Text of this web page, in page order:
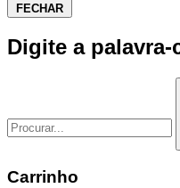
FECHAR
Digite a
Carrinho